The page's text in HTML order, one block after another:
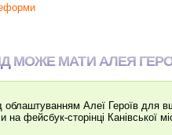
МОЖЕ МАТИ АЛЕЯ
Алеї Героїв для
фейсбук-сторінці Канівської